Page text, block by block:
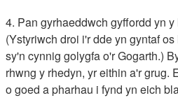
4. Pan gyrhaeddwch gyffordd yn
(Ystyriwch droi i'r dde yn gyntaf
sy'n cynnig golygfa o'r Gogarth.)
rhwng y rhedyn, yr eithin a'r grug.
o goed a pharhau i fynd yn eich